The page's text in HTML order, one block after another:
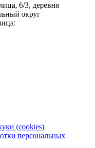
6/3, деревня
округ
(cookies)
персональных